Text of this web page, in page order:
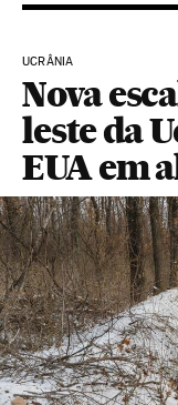
UCRÂNIA
Nova
leste da
EUA em